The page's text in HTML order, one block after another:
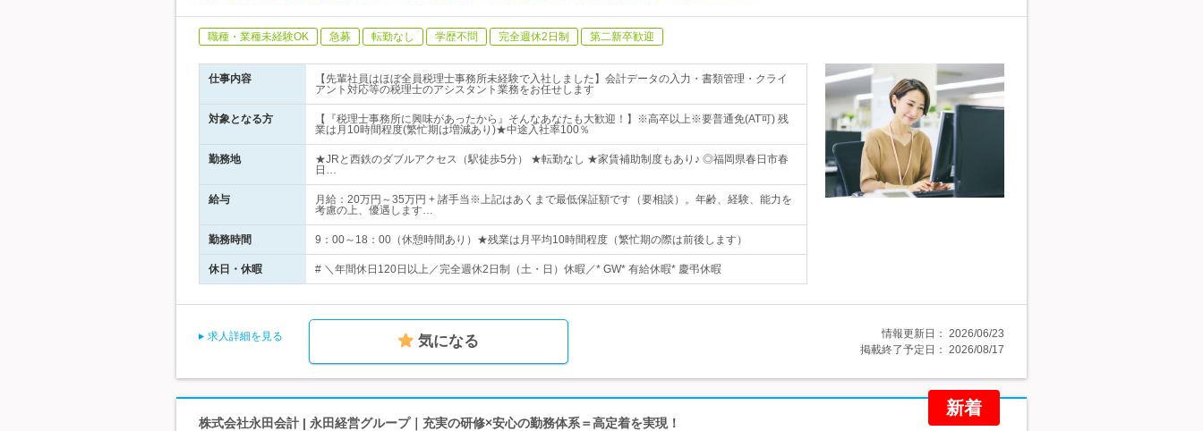
職種・業種未経験OK 急募 転勤なし 学歴不問 完全週休2日制 第二新卒歓迎
仕事内容
【先輩社員はほぼ全員税理士事務所未経験で入社しました】会計データの入力・書類管理・クライ
アント対応等の税理士のアシスタント業務をお任せします
対象となる方
【『税理士事務所に興味があったから』そんなあなたも大歓迎！】※高卒以上※要普通免(AT可) 残
業は月10時間程度(繁忙期は増減あり)★中途入社率100％
勤務地
★JRと西鉄のダブルアクセス（駅徒歩5分） ★転勤なし ★家賃補助制度もあり♪ ◎福岡県春日市春
日…
給与
月給：20万円～35万円 + 諸手当※上記はあくまで最低保証額です（要相談）。年齢、経験、能力を
考慮の上、優遇します…
勤務時間 9：00～18：00（休憩時間あり）★残業は月平均10時間程度（繁忙期の際は前後します）
休日・休暇 # ＼年間休日120日以上／完全週休2日制（土・日）休暇／* GW* 有給休暇* 慶弔休暇
求人詳細を見る 気になる 情報更新日： 2026/06/23
掲載終了予定日： 2026/08/17
新着
株式会社永田会計 | 永田経営グループ｜充実の研修×安心の勤務体系＝高定着を実現！